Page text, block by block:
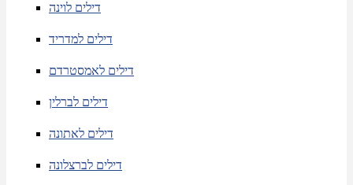
דילים לוינה
דילים למדריד
דילים לאמסטרדם
דילים לברלין
דילים לאתונה
דילים לברצלונה